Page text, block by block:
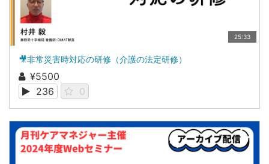
25:33
🎥非常災害時対応の研修（介護の法定研修）
¥5500
236
0